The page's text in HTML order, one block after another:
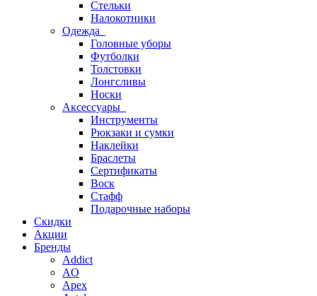
Стельки
Налокотники
Одежда
Головные уборы
Футболки
Толстовки
Лонгсливы
Носки
Аксессуары
Инструменты
Рюкзаки и сумки
Наклейки
Браслеты
Сертификаты
Воск
Стафф
Подарочные наборы
Скидки
Акции
Бренды
Addict
AO
Apex